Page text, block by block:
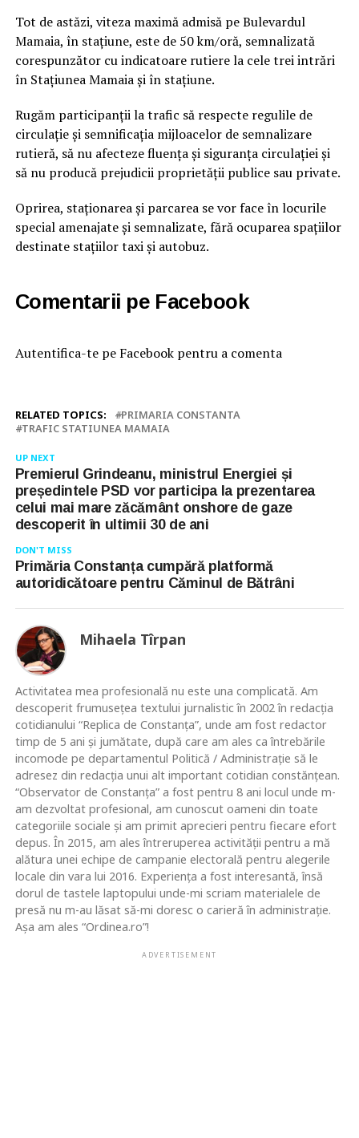
Tot de astăzi, viteza maximă admisă pe Bulevardul
Mamaia, în staţiune, este de 50 km/oră, semnalizată
corespunzător cu indicatoare rutiere la cele trei intrări
în Staţiunea Mamaia și în stațiune.
Rugăm participanţii la trafic să respecte regulile de
circulaţie şi semnificaţia mijloacelor de semnalizare
rutieră, să nu afecteze fluenţa şi siguranţa circulaţiei şi
să nu producă prejudicii proprietăţii publice sau private.
Oprirea, staţionarea şi parcarea se vor face în locurile
special amenajate şi semnalizate, fără ocuparea spaţiilor
destinate staţiilor taxi şi autobuz.
Comentarii pe Facebook
Autentifica-te pe Facebook pentru a comenta
RELATED TOPICS:
PRIMARIA CONSTANTA
TRAFIC STATIUNEA MAMAIA
UP NEXT
Premierul Grindeanu, ministrul Energiei și
președintele PSD vor participa la prezentarea
celui mai mare zăcământ onshore de gaze
descoperit în ultimii 30 de ani
DON'T MISS
Primăria Constanța cumpără platformă
autoridicătoare pentru Căminul de Bătrâni
Mihaela Tîrpan
Activitatea mea profesională nu este una complicată. Am
descoperit frumusețea textului jurnalistic în 2002 în redacția
cotidianului “Replica de Constanța”, unde am fost redactor
timp de 5 ani și jumătate, după care am ales ca întrebările
incomode pe departamentul Politică / Administrație să le
adresez din redacția unui alt important cotidian constănțean.
“Observator de Constanța” a fost pentru 8 ani locul unde m-
am dezvoltat profesional, am cunoscut oameni din toate
categoriile sociale și am primit aprecieri pentru fiecare efort
depus. În 2015, am ales întreruperea activității pentru a mă
alătura unei echipe de campanie electorală pentru alegerile
locale din vara lui 2016. Experiența a fost interesantă, însă
dorul de tastele laptopului unde-mi scriam materialele de
presă nu m-au lăsat să-mi doresc o carieră în administrație.
Așa am ales “Ordinea.ro”!
ADVERTISEMENT